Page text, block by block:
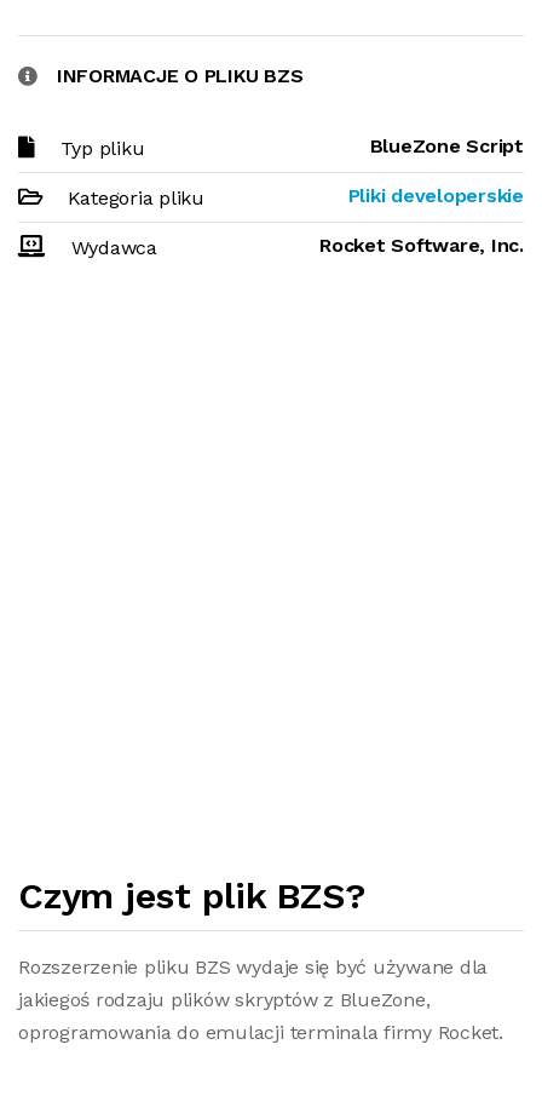
INFORMACJE O PLIKU BZS
Typ pliku BlueZone Script
Kategoria pliku Pliki developerskie
Wydawca Rocket Software, Inc.
Czym jest plik BZS?
Rozszerzenie pliku BZS wydaje się być używane dla
jakiegoś rodzaju plików skryptów z BlueZone,
oprogramowania do emulacji terminala firmy Rocket.